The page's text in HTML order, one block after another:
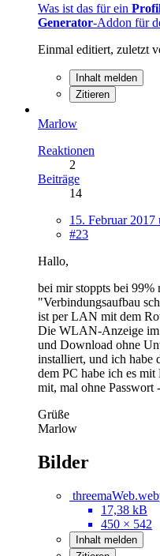
Was ist das für ein
Generator-Addon für
Einmal editiert, zuletzt
Inhalt melden
Zitieren
Marlow
Reaktionen
2
Beiträge
14
15. Februar 2017
#23
Hallo,
bei mir stoppts bei
"Verbindungsaufbau
ist per LAN mit dem
Die WLAN-Anzeige
und Download ohne
installiert, und ich habe
dem PC habe ich es
mit, mal ohne Passwort
Grüße
Marlow
Bilder
17,38 kB
450 × 542
Inhalt melden